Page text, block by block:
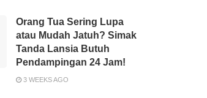
Orang Tua Sering Lupa
atau Mudah Jatuh? Simak
Tanda Lansia Butuh
Pendampingan 24 Jam!
3 WEEKS AGO